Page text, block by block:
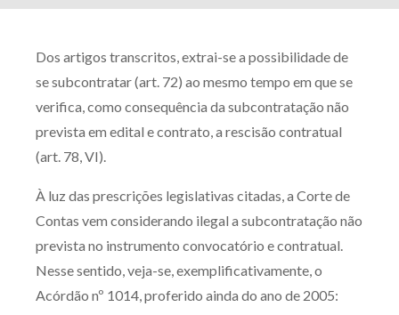
Dos artigos transcritos, extrai-se a possibilidade de
se subcontratar (art. 72) ao mesmo tempo em que se
verifica, como consequência da subcontratação não
prevista em edital e contrato, a rescisão contratual
(art. 78, VI).
À luz das prescrições legislativas citadas, a Corte de
Contas vem considerando ilegal a subcontratação não
prevista no instrumento convocatório e contratual.
Nesse sentido, veja-se, exemplificativamente, o
Acórdão nº 1014, proferido ainda do ano de 2005: